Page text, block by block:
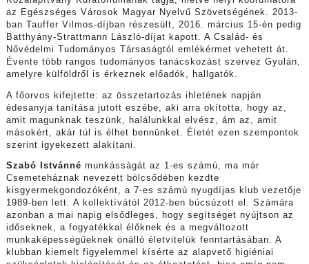
az Egészséges Városok Magyar Nyelvű Szövetségének. 2013-
ban Tauffer Vilmos-díjban részesült, 2016. március 15-én pedig
Batthyány-Strattmann László-díjat kapott. A Család- és
Nővédelmi Tudományos Társaságtól emlékérmet vehetett át.
Évente több rangos tudományos tanácskozást szervez Gyulán,
amelyre külföldről is érkeznek előadók, hallgatók.
A főorvos kifejtette: az összetartozás ihletének napján
édesanyja tanítása jutott eszébe, aki arra okította, hogy az,
amit magunknak teszünk, halálunkkal elvész, ám az, amit
másokért, akár túl is élhet bennünket. Életét ezen szempontok
szerint igyekezett alakítani.
Szabó Istvánné munkásságát az 1-es számú, ma már
Csemeteháznak nevezett bölcsődében kezdte
kisgyermekgondozóként, a 7-es számú nyugdíjas klub vezetője
1989-ben lett. A kollektívától 2012-ben búcsúzott el. Számára
azonban a mai napig elsődleges, hogy segítséget nyújtson az
időseknek, a fogyatékkal élőknek és a megváltozott
munkaképességűeknek önálló életvitelük fenntartásában. A
klubban kiemelt figyelemmel kísérte az alapvető higiéniai